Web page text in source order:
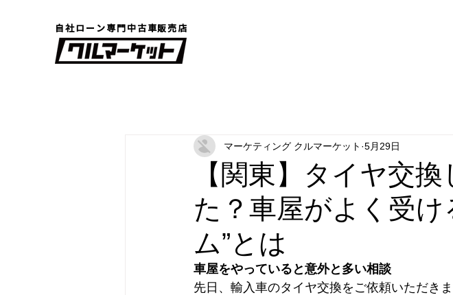
自社ローン専門中古車販売店
【関東】タイヤ交
た？車屋がよく受け
ム”とは
マーケティング クルマーケット 5月29日
車屋をやっていると意外と多い相談
先日、輸入車のタイヤ交換をご依頼いただきま